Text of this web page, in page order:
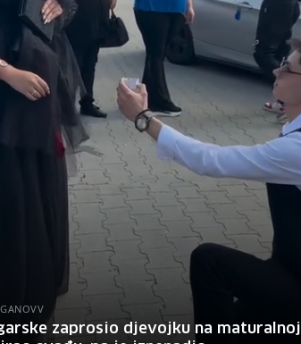
zaprosio djevojku na maturalnoj